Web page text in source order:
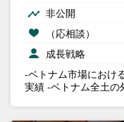
非公開
（応相談）
成長戦略
-ベトナム市場におけ
実績 -ベトナム全土